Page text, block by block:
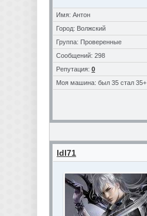
Имя: Антон
Город: Волжский
Группа: Проверенные
Сообщений: 298
Репутация: 0
Моя машина: был 35 стал 35+
ldl71